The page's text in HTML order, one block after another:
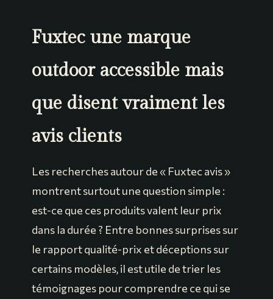
Fuxtec une marque
outdoor accessible mais
que disent vraiment les
avis clients
Les recherches autour de « Fuxtec avis »
montrent surtout une question simple :
est-ce que ces produits valent leur prix
dans la durée ? Entre bonnes surprises sur
le rapport qualité-prix et déceptions sur
certains modèles, il est utile de trier les
témoignages pour comprendre ce qui se